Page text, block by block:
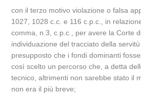
con il terzo motivo violazione o falsa
1027, 1028 c.c. e 116 c.p.c., in
comma, n.3, c.p.c., per avere la Corte
individuazione del tracciato della
presupposto che i fondi dominanti
così scelto un percorso che, a detta
tecnico, altrimenti non sarebbe stato il
non era il più breve;